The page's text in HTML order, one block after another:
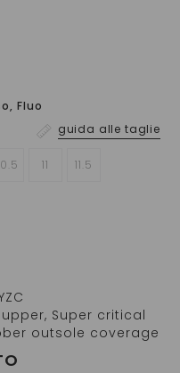
Fluo
guida alle taglie
11 11.5
Super critical
outsole coverage